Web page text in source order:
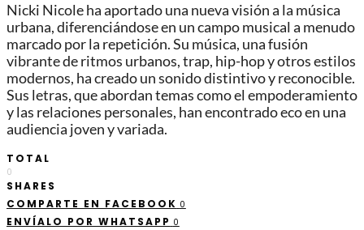
Nicki Nicole ha aportado una nueva visión a la música
urbana, diferenciándose en un campo musical a menudo
marcado por la repetición. Su música, una fusión
vibrante de ritmos urbanos, trap, hip-hop y otros estilos
modernos, ha creado un sonido distintivo y reconocible.
Sus letras, que abordan temas como el empoderamiento
y las relaciones personales, han encontrado eco en una
audiencia joven y variada.
TOTAL
0
SHARES
COMPARTE EN FACEBOOK 0
ENVÍALO POR WHATSAPP 0